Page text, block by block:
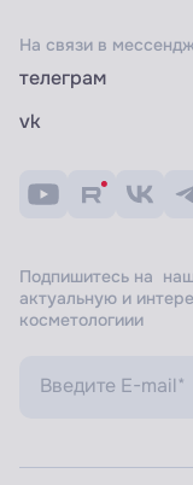
На связи в
телеграм
vk
Подпишитесь на
актуальную и
косметологиии